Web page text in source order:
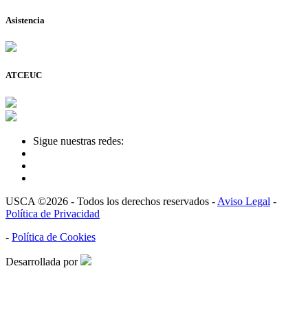
Asistencia
ATCEUC
Sigue nuestras redes:
USCA ©2026 - Todos los derechos reservados - Aviso Legal -
Política de Privacidad
- Política de Cookies
Desarrollada por